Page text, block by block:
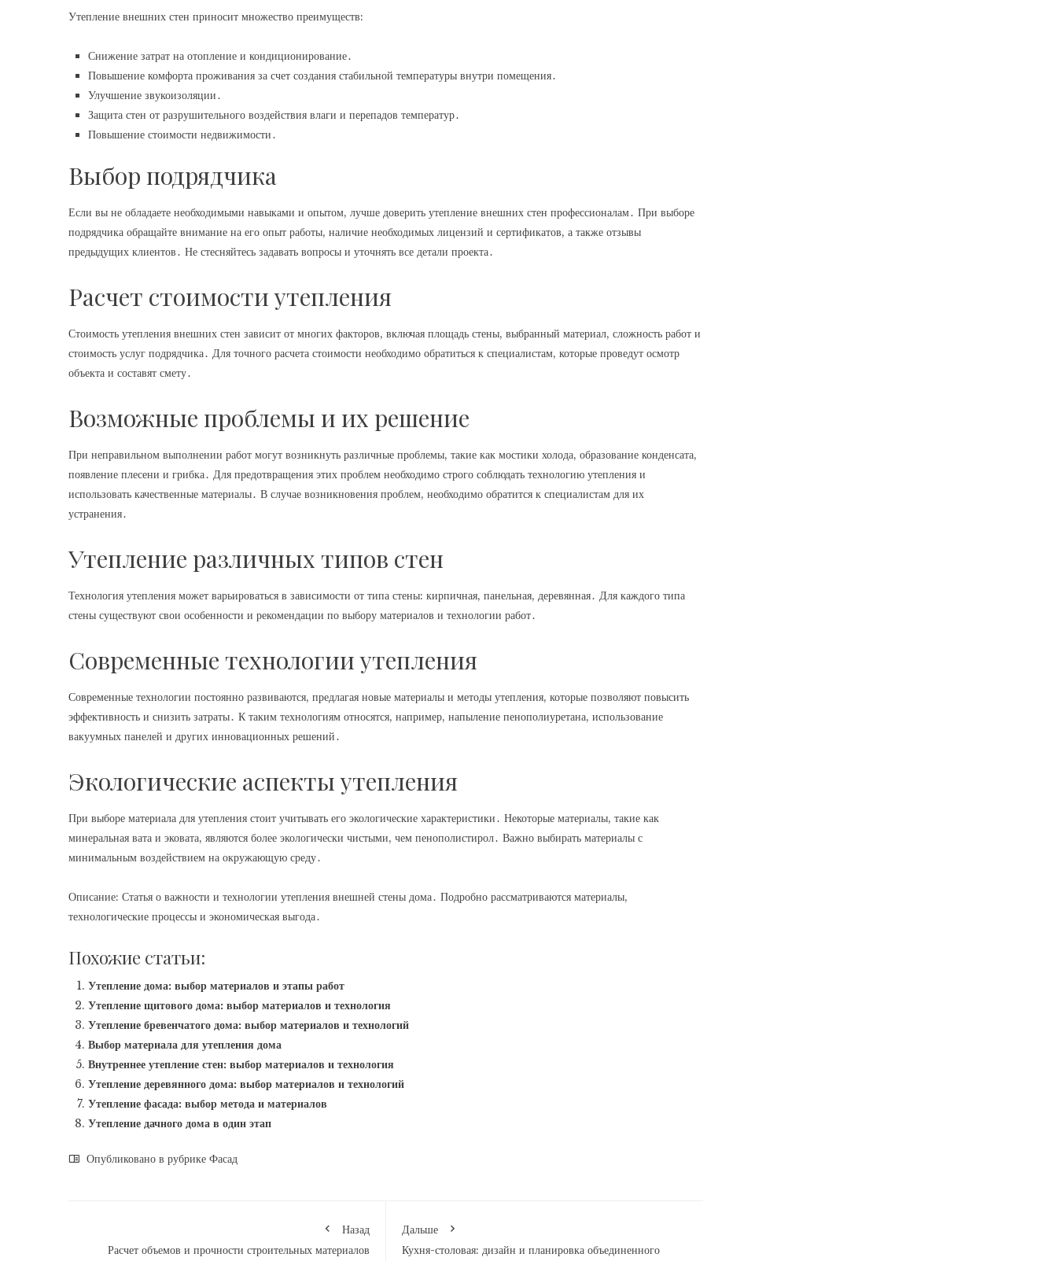
Утепление внешних стен приносит множество преимуществ:
Снижение затрат на отопление и кондиционирование․
Повышение комфорта проживания за счет создания стабильной температуры внутри помещения․
Улучшение звукоизоляции․
Защита стен от разрушительного воздействия влаги и перепадов температур․
Повышение стоимости недвижимости․
Выбор подрядчика
Если вы не обладаете необходимыми навыками и опытом, лучше доверить утепление внешних стен профессионалам․ При выборе
подрядчика обращайте внимание на его опыт работы, наличие необходимых лицензий и сертификатов, а также отзывы
предыдущих клиентов․ Не стесняйтесь задавать вопросы и уточнять все детали проекта․
Расчет стоимости утепления
Стоимость утепления внешних стен зависит от многих факторов, включая площадь стены, выбранный материал, сложность работ и
стоимость услуг подрядчика․ Для точного расчета стоимости необходимо обратиться к специалистам, которые проведут осмотр
объекта и составят смету․
Возможные проблемы и их решение
При неправильном выполнении работ могут возникнуть различные проблемы, такие как мостики холода, образование конденсата,
появление плесени и грибка․ Для предотвращения этих проблем необходимо строго соблюдать технологию утепления и
использовать качественные материалы․ В случае возникновения проблем, необходимо обратится к специалистам для их
устранения․
Утепление различных типов стен
Технология утепления может варьироваться в зависимости от типа стены: кирпичная, панельная, деревянная․ Для каждого типа
стены существуют свои особенности и рекомендации по выбору материалов и технологии работ․
Современные технологии утепления
Современные технологии постоянно развиваются, предлагая новые материалы и методы утепления, которые позволяют повысить
эффективность и снизить затраты․ К таким технологиям относятся, например, напыление пенополиуретана, использование
вакуумных панелей и других инновационных решений․
Экологические аспекты утепления
При выборе материала для утепления стоит учитывать его экологические характеристики․ Некоторые материалы, такие как
минеральная вата и эковата, являются более экологически чистыми, чем пенополистирол․ Важно выбирать материалы с
минимальным воздействием на окружающую среду․
Описание: Статья о важности и технологии утепления внешней стены дома․ Подробно рассматриваются материалы,
технологические процессы и экономическая выгода․
Похожие статьи:
Утепление дома: выбор материалов и этапы работ
Утепление щитового дома: выбор материалов и технология
Утепление бревенчатого дома: выбор материалов и технологий
Выбор материала для утепления дома
Внутреннее утепление стен: выбор материалов и технология
Утепление деревянного дома: выбор материалов и технологий
Утепление фасада: выбор метода и материалов
Утепление дачного дома в один этап
Опубликовано в рубрике Фасад
Назад
Расчет объемов и прочности строительных материалов
Дальше
Кухня-столовая: дизайн и планировка объединенного